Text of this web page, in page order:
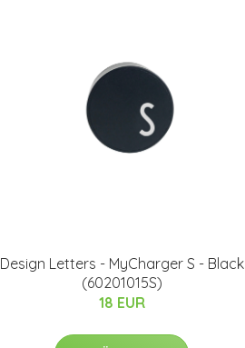
Design Letters - MyCharger S - Black
(60201015S)
18 EUR